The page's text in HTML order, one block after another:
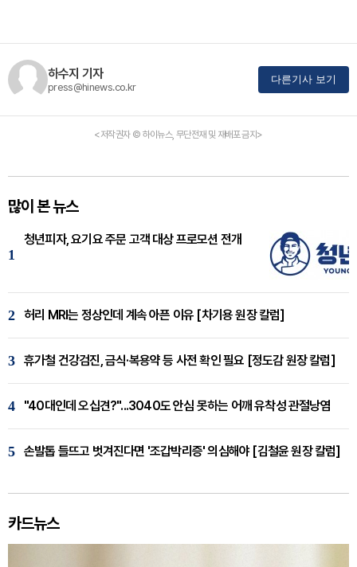
하수지 기자
press@hinews.co.kr
다른기사 보기
<저작권자 © 하이뉴스, 무단전재 및 재배포 금지>
많이 본 뉴스
1
청년피자, 요기요 주문 고객 대상 프로모션 전개
2 허리 MRI는 정상인데 계속 아픈 이유 [차기용 원장 칼럼]
3 휴가철 건강검진, 금식·복용약 등 사전 확인 필요 [정도감 원장 칼럼]
4 "40대인데 오십견?"...3040도 안심 못하는 어깨 유착성 관절낭염
5 손발톱 들뜨고 벗겨진다면 '조갑박리증' 의심해야 [김철윤 원장 칼럼]
카드뉴스